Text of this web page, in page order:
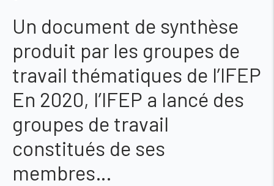
Un document de synthèse
produit par les groupes de
travail thématiques de l’IFEP
En 2020, l’IFEP a lancé des
groupes de travail
constitués de ses
membres…